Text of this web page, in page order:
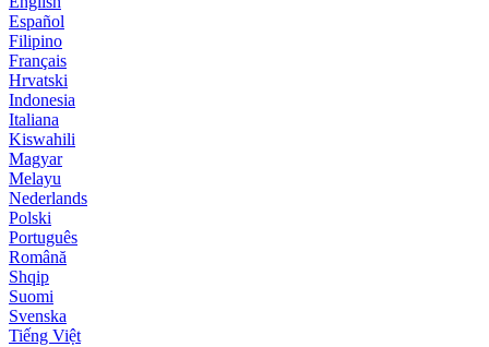
Español
Filipino
Français
Hrvatski
Indonesia
Italiana
Kiswahili
Magyar
Melayu
Nederlands
Polski
Português
Română
Shqip
Suomi
Svenska
Tiếng Việt